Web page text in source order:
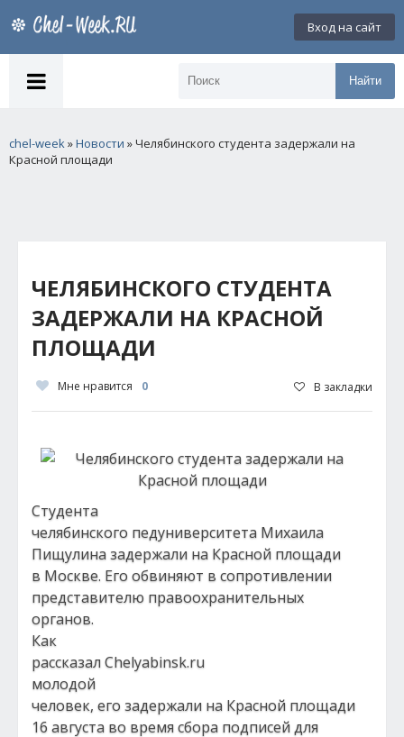
Вход на сайт
Найти
chel-week»Новости » Челябинского студента задержали на
Красной площади
ЧЕЛЯБИНСКОГО СТУДЕНТА
ЗАДЕРЖАЛИ НА КРАСНОЙ
ПЛОЩАДИ
Мне нравится 0 В закладки
Студента
челябинского педуниверситета Михаила
Пищулина задержали на Красной площади
в Москве. Его обвиняют в сопротивлении
представителю правоохранительных
органов.
Как
рассказал Chelyabinsk.ru
молодой
человек, его задержали на Красной площади
16 августа во время сбора подписей для